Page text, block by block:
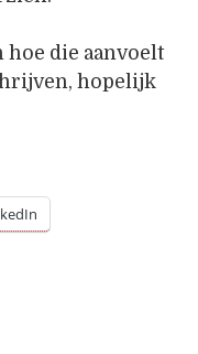
hoe die aanvoelt
hopelijk